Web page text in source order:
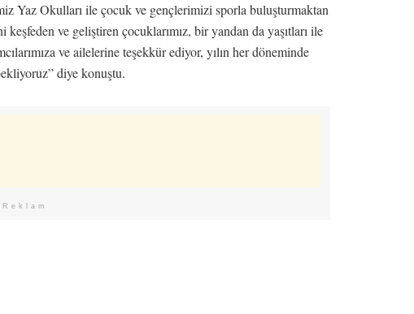
Yaz Okulları ile çocuk ve gençlerimizi sporla buluşturmaktan
ve geliştiren çocuklarımız, bir yandan da yaşıtları ile
ve ailelerine teşekkür ediyor, yılın her döneminde
diye konuştu.
Reklam